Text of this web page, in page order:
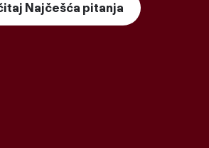
Najčešća pitanja